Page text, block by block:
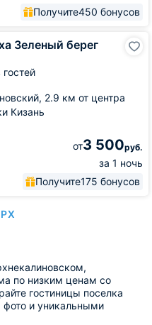
Получите450 бонусов
Зеленый берег
гостей
2.9 км от центра
Кизань
от3 500руб.
за 1 ночь
Получите175 бонусов
по низким ценам со
гостиницы поселка
фото и уникальными